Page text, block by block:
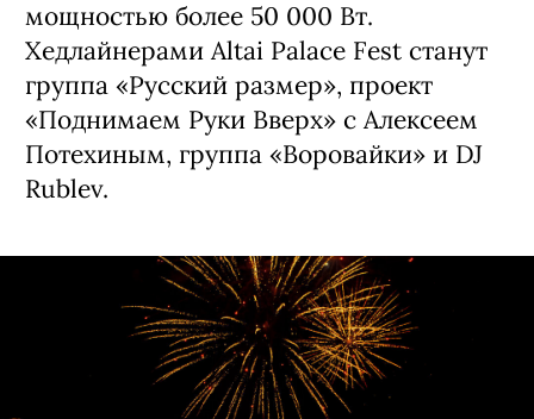
мощностью более 50 000 Вт.
Хедлайнерами Altai Palace Fest станут
группа «Русский размер», проект
«Поднимаем Руки Вверх» с Алексеем
Потехиным, группа «Воровайки» и DJ
Rublev.